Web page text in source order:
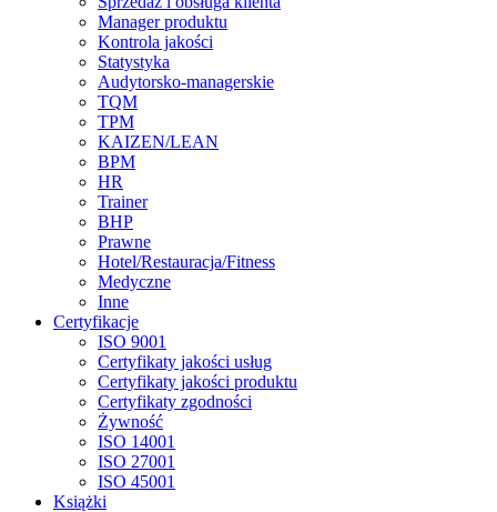
Manager produktu
Kontrola jakości
Statystyka
Audytorsko-managerskie
TQM
TPM
KAIZEN/LEAN
BPM
HR
Trainer
BHP
Prawne
Hotel/Restauracja/Fitness
Medyczne
Inne
Certyfikacje
ISO 9001
Certyfikaty jakości usług
Certyfikaty jakości produktu
Certyfikaty zgodności
Żywność
ISO 14001
ISO 27001
ISO 45001
Książki